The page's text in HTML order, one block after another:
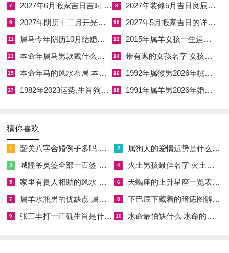
逸之气，可令伏吟动荡之局得以宁定。
吉中藏凶，凶中藏吉，是命理辩证的精髓，丙午阳刃之年并非全
然是祸，阳刃乃帝旺之物，其性至极，若命局身弱，便是喜神得
地，得刃身强，反能担起大任，于事业上大刀阔斧，开疆拓土，
若命局身极强，则如烈火烹油，需防破败。
故常有命主于本命年事业突飞猛进。却旋即因小隙而致大溃，此
御，有时更胜外物之辅佐，所谓「伏吟」，亦是劝人放缓脚步，
向内观照，这午午自刑，往往因思虑过甚，自我较劲而起。
若有一物能安抚心神。舒缓郁结之气，则其对运势的正面引导，
不亚于五行层面的调化，对于已婚或有伴侣者，本命年感情易生
7 2027年6月搬家吉日吉时 2027年农历6月搬家吉日一览表 8 2027年装修5月吉日良辰查询表 2027年农历5月装修吉日一览表
9 2027年阴历十二月开光吉日 2027年12月开光吉日一览表 10 2027年5月搬家吉日的详细解释 2027年5月搬家吉日吉时查询
11 属马今年阴历10月结婚好吗 属马还有几年本命年结婚呢好吗 12 2015年属羊女孩一生运势 2015年属羊女2026年健康运好吗
13 本命年属马男款戴什么财神 本命年属马男士戴什么好一点 14 带有飒的女孩名字 女孩取名字带飒字有什么名字好听
15 本命年马的风水布局 本命年马的佛像怎么摆放 16 1992年属猴男2026年桃花运 1992年属猴男2026年感情运如何
17 1982年2023运势,生肖狗1982年2023运势 18 1991年属羊男2026年婚姻运势 1991年属羊男2026年感情运如何
猜你喜欢
1 韶关八字合婚例子多吗 韶关八字测风水 2 属狗人的爱情运势是什么意思 属狗的人爱情观
3 城隍爷灵签全部一百签 城隍爷灵签解签大全 4 火土男孩最佳名字 火土属性的字男孩名字有哪些
5 家里有贵人相助的风水 家里有贵人是什么意思 6 天蝎座的上升星座一览表 天蝎座的上升星座查询
7 属羊水瓶男的优缺点 属羊水瓶座男生性格爱情观 8 下巴底下藏着的暗痣图解 下巴尖底下有痣代表什么
9 张三丰打一正确生肖是什么意思 张三丰是指什么生肖 10 水命最怕缺什么 水命的人忌什么